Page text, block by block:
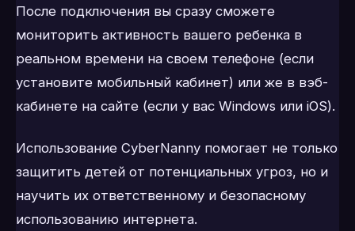
После подключения вы сразу сможете
мониторить активность вашего ребенка в
реальном времени на своем телефоне (если
установите мобильный кабинет) или же в вэб-
кабинете на сайте (если у вас Windows или iOS).
Использование CyberNanny помогает не только
защитить детей от потенциальных угроз, но и
научить их ответственному и безопасному
использованию интернета.